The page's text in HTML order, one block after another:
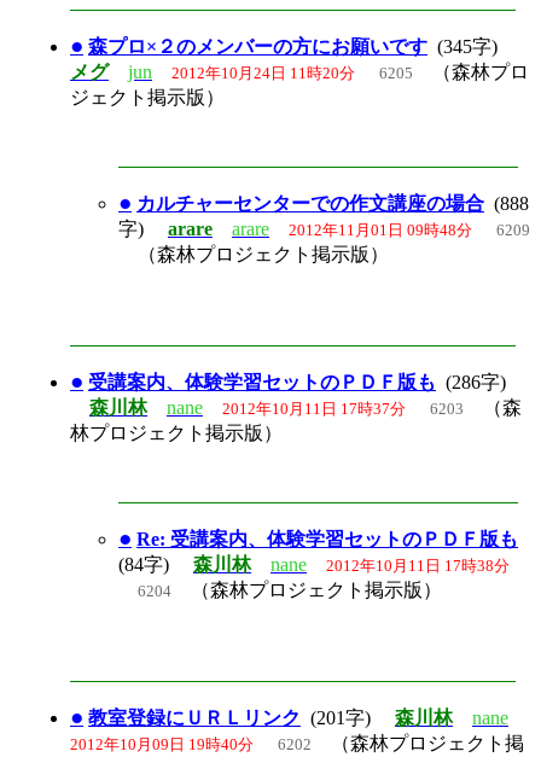
● 森プロ×２のメンバーの方にお願いです (345字)
メグ
jun 2012年10月24日 11時20分 6205
（森林プロ
ジェクト掲示版）
● カルチャーセンターでの作文講座の場合 (888
字) arare arare 2012年11月01日 09時48分 6209
（森林プロジェクト掲示版）
● 受講案内、体験学習セットのＰＤＦ版も (286字)
森川林
nane 2012年10月11日 17時37分 6203
（森
林プロジェクト掲示版）
● Re: 受講案内、体験学習セットのＰＤＦ版も
(84字) 森川林 nane
2012年10月11日 17時38分
6204 （森林プロジェクト掲示版）
● 教室登録にＵＲＬリンク (201字) 森川林 nane
2012年10月09日 19時40分 6202
（森林プロジェクト掲